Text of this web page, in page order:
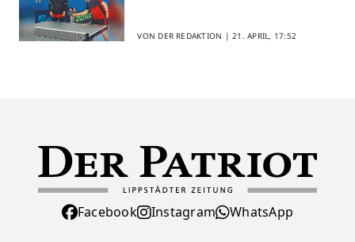
VON DER REDAKTION |21. APRIL, 17:52
Facebook Instagram WhatsApp